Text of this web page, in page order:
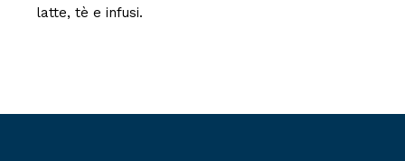
latte, tè e infusi.